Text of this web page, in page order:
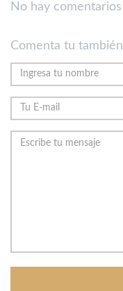
No hay comentarios
Comenta tu también